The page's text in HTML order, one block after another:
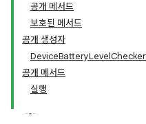
공개 메서드
보호된 메서드
공개 생성자
DeviceBatteryLevelChecker
공개 메서드
실행